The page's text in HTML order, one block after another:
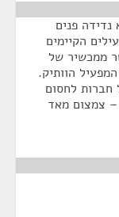
פנים
הקיימים
ממכשיר של
הוותיק.
חברות לחסום
– צמצום מאד